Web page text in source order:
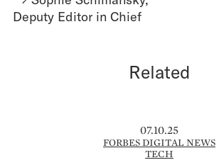
Deputy Editor in Chief
Related
07.10.25
FORBES DIGITAL NEWS
TECH